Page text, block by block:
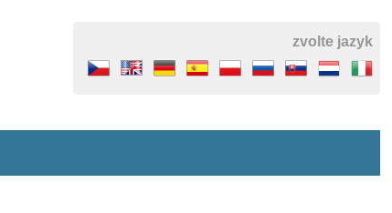
zvolte jazyk